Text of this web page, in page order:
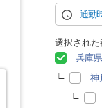
通勤
選択された
兵庫県
神